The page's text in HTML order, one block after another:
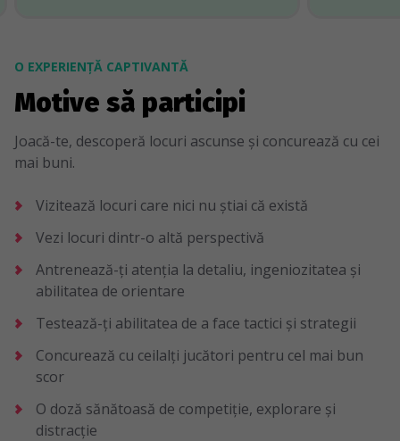
O EXPERIENȚĂ CAPTIVANTĂ
Motive să participi
Joacă-te, descoperă locuri ascunse și concurează cu cei
mai buni.
Vizitează locuri care nici nu știai că există
Vezi locuri dintr-o altă perspectivă
Antrenează-ți atenția la detaliu, ingeniozitatea și
abilitatea de orientare
Testează-ți abilitatea de a face tactici și strategii
Concurează cu ceilalți jucători pentru cel mai bun
scor
O doză sănătoasă de competiție, explorare și
distracție